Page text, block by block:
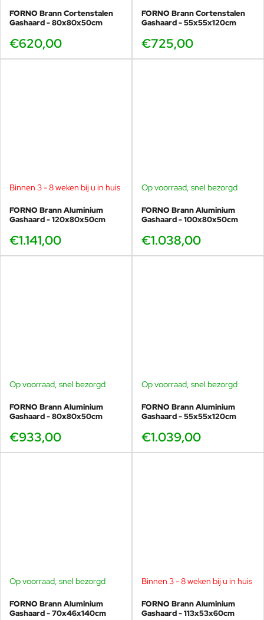
FORNO Brann Cortenstalen
Gashaard - 80x80x50cm
€620,00
FORNO Brann Cortenstalen
Gashaard - 55x55x120cm
€725,00
Binnen 3 - 8 weken bij u in huis
FORNO Brann Aluminium
Gashaard - 120x80x50cm
€1.141,00
Op voorraad, snel bezorgd
FORNO Brann Aluminium
Gashaard - 100x80x50cm
€1.038,00
Op voorraad, snel bezorgd
FORNO Brann Aluminium
Gashaard - 80x80x50cm
€933,00
Op voorraad, snel bezorgd
FORNO Brann Aluminium
Gashaard - 55x55x120cm
€1.039,00
Op voorraad, snel bezorgd
FORNO Brann Aluminium
Gashaard - 70x46x140cm
Binnen 3 - 8 weken bij u in huis
FORNO Brann Aluminium
Gashaard - 113x53x60cm